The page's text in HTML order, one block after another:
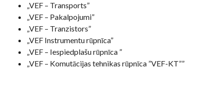
„VEF – Transports”
„VEF – Pakalpojumi”
„VEF – Tranzistors”
„VEF Instrumentu rūpnīca”
„VEF – Iespiedplašu rūpnīca ”
„VEF – Komutācijas tehnikas rūpnīca ”VEF-KT””